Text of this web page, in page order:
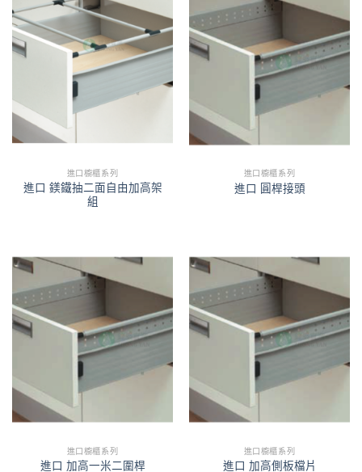
進口櫥櫃系列
進口 鎂鐵抽二面自由加高架
組
進口櫥櫃系列
進口 圓桿接頭
進口櫥櫃系列
進口 加高一米二圍桿
進口櫥櫃系列
進口 加高側板檔片